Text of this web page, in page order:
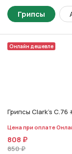
Грипсы
Онлайн дешевле
Грипсы Clark's С.76
Цена при оплате
808 ₽
850 ₽